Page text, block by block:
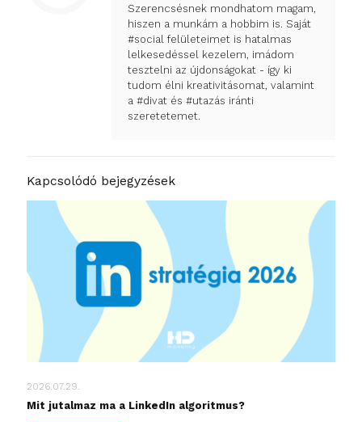
Szerencsésnek mondhatom magam,
hiszen a munkám a hobbim is. Saját
#social felületeimet is hatalmas
lelkesedéssel kezelem, imádom
tesztelni az újdonságokat - így ki
tudom élni kreativitásomat, valamint
a #divat és #utazás iránti
szeretetemet.
Kapcsolódó bejegyzések
2026.07.29.
Mit jutalmaz ma a LinkedIn algoritmus?